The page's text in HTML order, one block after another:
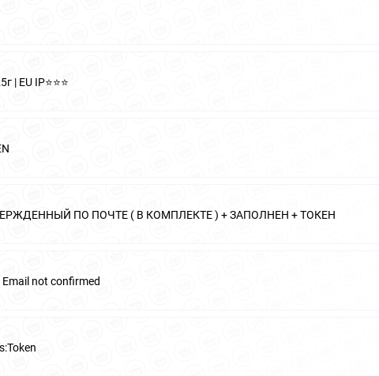
| EU IP⭐⭐⭐
ПО ПОЧТЕ ( В КОМПЛЕКТЕ ) + ЗАПОЛНЕН + ТОКЕН
not confirmed